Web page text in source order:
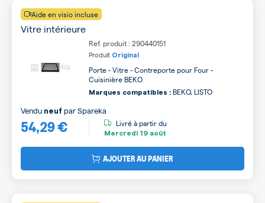
Aide en visio incluse
Vitre intérieure
Ref. produit : 290440151
Produit Original
Porte - Vitre - Contreporte pour Four -
Cuisinière BEKO
Marques compatibles : BEKO, LISTO
54,29 €
Vendu neuf parSpareka
Livré à partir du
Mercredi 19 août
AJOUTER AU PANIER